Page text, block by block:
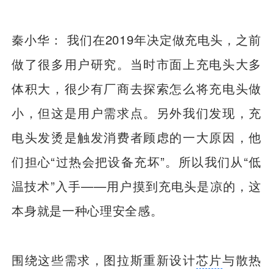
秦小华： 我们在2019年决定做充电头，之前
做了很多用户研究。当时市面上充电头大多
体积大，很少有厂商去探索怎么将充电头做
小，但这是用户需求点。另外我们发现，充
电头发烫是触发消费者顾虑的一大原因，他
们担心“过热会把设备充坏”。所以我们从“低
温技术”入手——用户摸到充电头是凉的，这
本身就是一种心理安全感。
围绕这些需求，图拉斯重新设计芯片与散热